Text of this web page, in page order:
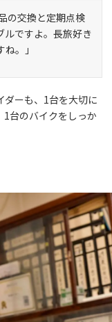
の交換と定期点検
ルですよ。長旅好き
。」
ダーも、1台を大切に
台のバイクをしっか